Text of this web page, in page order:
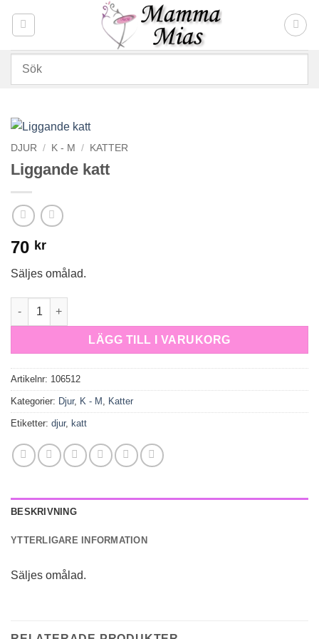
DJUR / K - M / KATTER
Liggande katt
70 kr
Säljes omålad.
Liggande katt mängd
LÄGG TILL I VARUKORG
Artikelnr: 106512
Kategorier: Djur, K - M , Katter
Etiketter: djur, katt
BESKRIVNING
YTTERLIGARE INFORMATION
Säljes omålad.